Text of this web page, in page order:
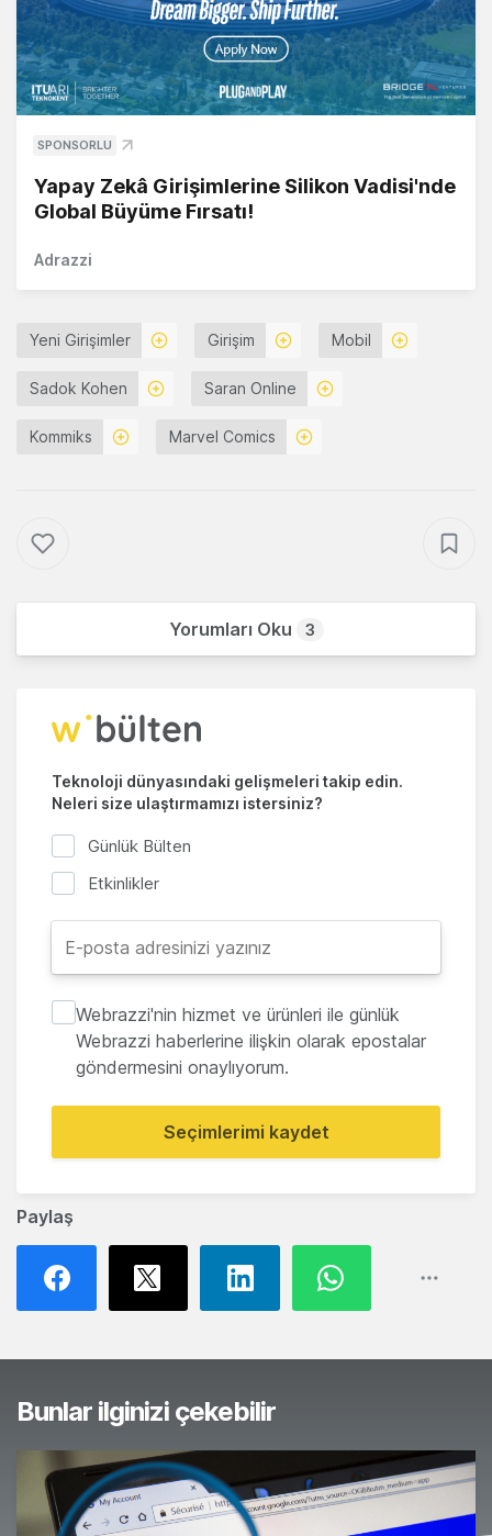
Paylaş
SPONSORLU
Yapay Zekâ Girişimlerine Silikon Vadisi'nde
Global Büyüme Fırsatı!
Adrazzi
Yeni Girişimler Girişim Mobil
Sadok Kohen Saran Online
Kommiks Marvel Comics
Yorumları Oku 3
Teknoloji dünyasındaki gelişmeleri takip edin.
Neleri size ulaştırmamızı istersiniz?
Günlük Bülten
Etkinlikler
Webrazzi'nin hizmet ve ürünleri ile günlük
Webrazzi haberlerine ilişkin olarak epostalar
göndermesini onaylıyorum.
Seçimlerimi kaydet
Bunlar ilginizi çekebilir